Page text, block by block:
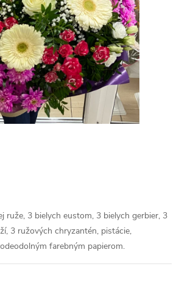
ruže, 3 bielych eustom, 3 bielych gerbier, 3
3 ružových chryzantén, pistácie,
farebným papierom.